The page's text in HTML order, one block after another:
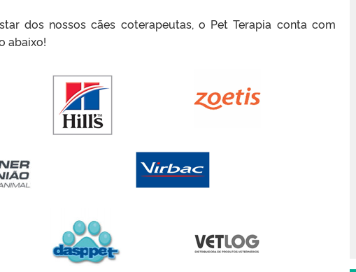
dos nossos cães coterapeutas, o Pet Terapia conta com
abaixo!